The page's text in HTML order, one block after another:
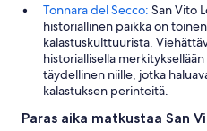
Tonnara del Secco: San Vito
historiallinen paikka on
kalastuskulttuurista.
historiallisella
täydellinen niille, jotka
kalastuksen perinteitä.
Paras aika matkustaa San